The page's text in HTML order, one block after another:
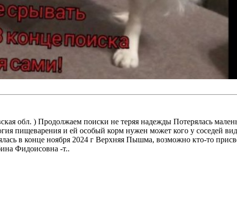
обл. ) Продолжаем поиски не теряя надежды Потерялась
пищеварения и ей особый корм нужен может кого у соседей
в конце ноября 2024 г Верхняя Пышма, возможно кто-то
Фидоисовна -т..